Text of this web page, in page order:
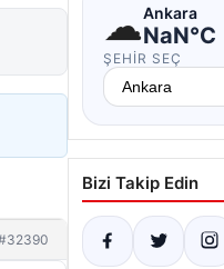
☁Ankara
NaN°C
ŞEHIR SEÇ
Bizi Takip Edin